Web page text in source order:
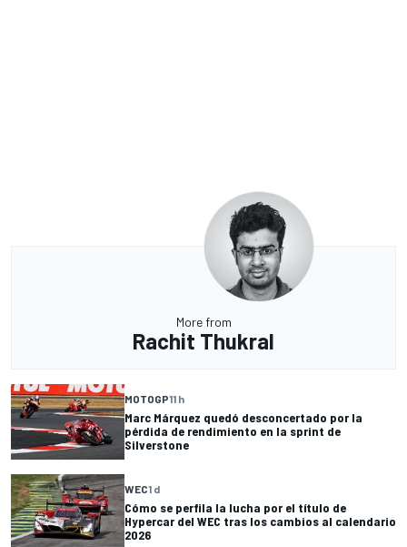
More from
Rachit Thukral
MOTOGP11 h
Marc Márquez quedó desconcertado por la
pérdida de rendimiento en la sprint de
Silverstone
WEC1 d
Cómo se perfila la lucha por el título de
Hypercar del WEC tras los cambios al calendario
2026